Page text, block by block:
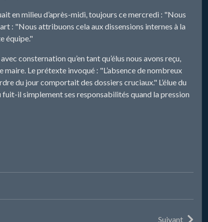
en milieu d’après-midi, toujours ce mercredi : "Nous
: "Nous attribuons cela aux dissensions internes à la
équipe."
consternation qu’en tant qu’élus nous avons reçu,
Le prétexte invoqué : "L’absence de nombreux
du jour comportait des dossiers cruciaux." L’élue du
il simplement ses responsabilités quand la pression
Suivant